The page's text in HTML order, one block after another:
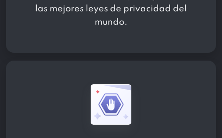
las mejores leyes de privacidad del
mundo.